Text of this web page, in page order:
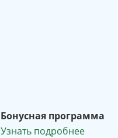
Бонусная программа
Узнать подробнее